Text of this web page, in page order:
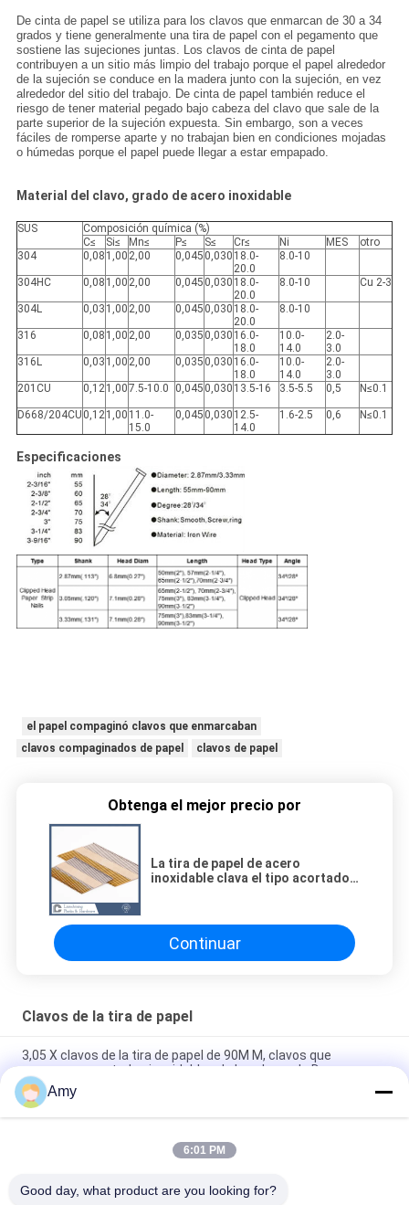
De cinta de papel se utiliza para los clavos que enmarcan de 30 a 34
grados y tiene generalmente una tira de papel con el pegamento que
sostiene las sujeciones juntas. Los clavos de cinta de papel
contribuyen a un sitio más limpio del trabajo porque el papel alrededor
de la sujeción se conduce en la madera junto con la sujeción, en vez
alrededor del sitio del trabajo. De cinta de papel también reduce el
riesgo de tener material pegado bajo cabeza del clavo que sale de la
parte superior de la sujeción expuesta. Sin embargo, son a veces
fáciles de romperse aparte y no trabajan bien en condiciones mojadas
o húmedas porque el papel puede llegar a estar empapado.
Material del clavo, grado de acero inoxidable
SUS
Composición química (%)
C≤
Si≤ Mn≤ P≤ S≤ Cr≤ Ni MES
otro
304
0,08 1,00 2,00 0,045 0,030 18.0-
20.0
8.0-10
304HC 0,08 1,00 2,00 0,045 0,030 18.0-
20.0
8.0-10 Cu 2-3
304L 0,03 1,00 2,00 0,045 0,030 18.0-
20.0
8.0-10
316 0,08 1,00 2,00 0,035 0,030 16.0-
18.0
10.0-
14.0
2.0-
3.0
316L
0,03 1,00 2,00 0,035 0,030 16.0-
18.0
10.0-
14.0
2.0-
3.0
201CU
0,121,007.5-10.0 0,045 0,030 13.5-16 3.5-5.5 0,5 N≤0.1
D668/204CU 0,121,00 11.0-
15.0
0,045 0,030 12.5-
14.0
1.6-2.5 0,6 N≤0.1
Especificaciones
el papel compaginó clavos que enmarcaban
clavos compaginados de papel
clavos de papel
Obtenga el mejor precio por
La tira de papel de acero
inoxidable clava el tipo acortado
Continuar
Clavos de la tira de papel
3,05 X clavos de la tira de papel de 90M M, clavos que
enmarcan acortados inoxidables de la cabeza de D
Los clavos que enmarcaban compaginados de papel Ss de
2.87X70M M acortaron la protección principal del moho
Clavos acortados de la tira de papel de la cabeza de D,
Amy
6:01 PM
Good day, what product are you looking for?